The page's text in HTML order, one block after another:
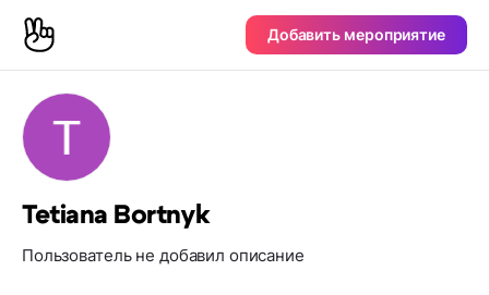
Добавить мероприятие
Tetiana Bortnyk
Пользователь не добавил описание